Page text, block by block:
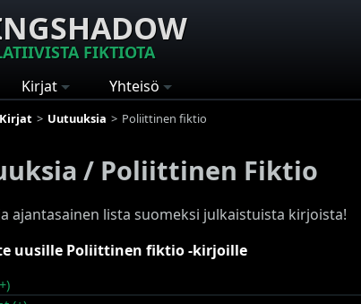
FIKTIOTA
Kirjat Yhteisö
Kirjat Uutuuksia Poliittinen fiktio
/ Poliittinen Fiktio
ajantasainen lista suomeksi julkaistuista kirjoista!
uusille Poliittinen fiktio -kirjoille